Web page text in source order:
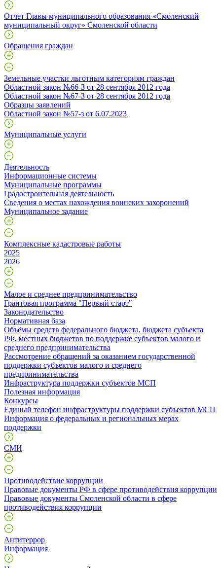
Отчет Главы муниципального образования «Смоленский
муниципальный округ» Смоленской области
Обращения граждан
Земельные участки льготным категориям граждан
Областной закон №66-З от 28 сентября 2012 года
Областной закон №67-З от 28 сентября 2012 года
Образцы заявлений
Областной закон №57-з от 6.07.2023
Муниципальные услуги
Деятельность
Информационные системы
Муниципальные программы
Градостроительная деятельность
Сведения о местах нахождения воинских захоронений
Муниципальное задание
Комплексные кадастровые работы
2025
2026
Малое и среднее предпринимательство
Грантовая программа "Первый старт"
Законодательство
Нормативная база
Объёмы средств федерального бюджета, бюджета субъекта
РФ, местных бюджетов по поддержке субъектов малого и
среднего предпринимательства
Рассмотрение обращений за оказанием государственной
поддержки субъектов малого и среднего
предпринимательства
Инфраструктура поддержки субъектов МСП
Полезная информация
Конкурсы
Единый телефон инфраструктуры поддержки субъектов МСП
Информация о федеральных и региональных мерах
поддержки
СМИ
Противодействие коррупции
Правовые документы РФ в сфере противодействия коррупции
Правовые документы Смоленской области в сфере
противодействия коррупции
Антитеррор
Информация